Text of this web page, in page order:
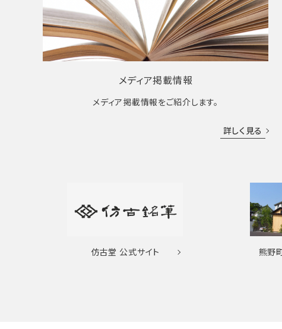
メディア掲載情報
メディア掲載情報をご紹介します。
詳しく見る
仿古堂 公式サイト 熊野